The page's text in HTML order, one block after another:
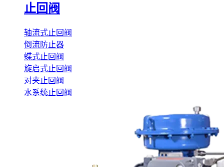
止回阀
轴流式止回阀
倒流防止器
蝶式止回阀
旋启式止回阀
对夹止回阀
水系统止回阀